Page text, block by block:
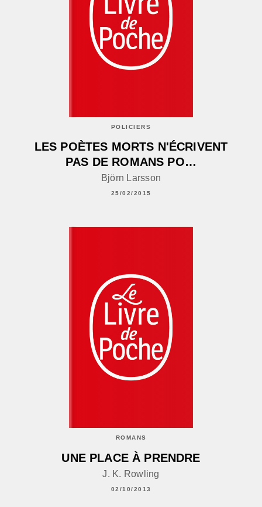
POLICIERS
LES POÈTES MORTS N'ÉCRIVENT
PAS DE ROMANS PO…
Björn Larsson
25/02/2015
ROMANS
UNE PLACE À PRENDRE
J. K. Rowling
02/10/2013